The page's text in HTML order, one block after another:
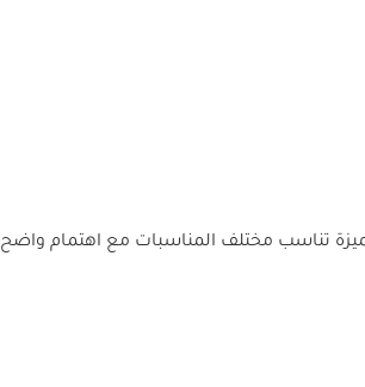
تناسب مختلف المناسبات مع اهتمام واضح